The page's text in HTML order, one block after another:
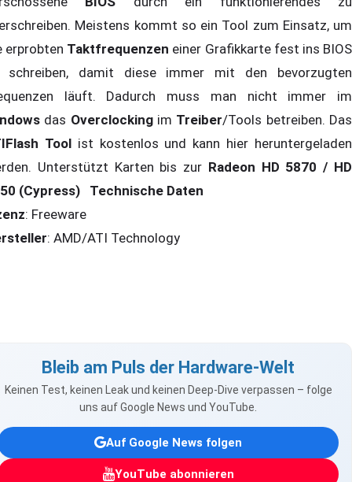
Meistens kommt so ein Tool zum Einsatz, um
erprobten Taktfrequenzen einer Grafikkarte fest ins BIOS
schreiben, damit diese immer mit den bevorzugten
läuft. Dadurch muss man nicht immer im
das Overclocking im Treiber/Tools betreiben. Das
Toolist kostenlos und kann hier heruntergeladen
Unterstützt Karten bis zur Radeon HD 5870 / HD
(Cypress)
Technische Daten
: Freeware
: AMD/ATI Technology
Bleib am Puls der Hardware-Welt
Keinen Test, keinen Leak und keinen Deep-Dive verpassen – folge
uns auf Google News und YouTube.
Auf Google News folgen
YouTube abonnieren